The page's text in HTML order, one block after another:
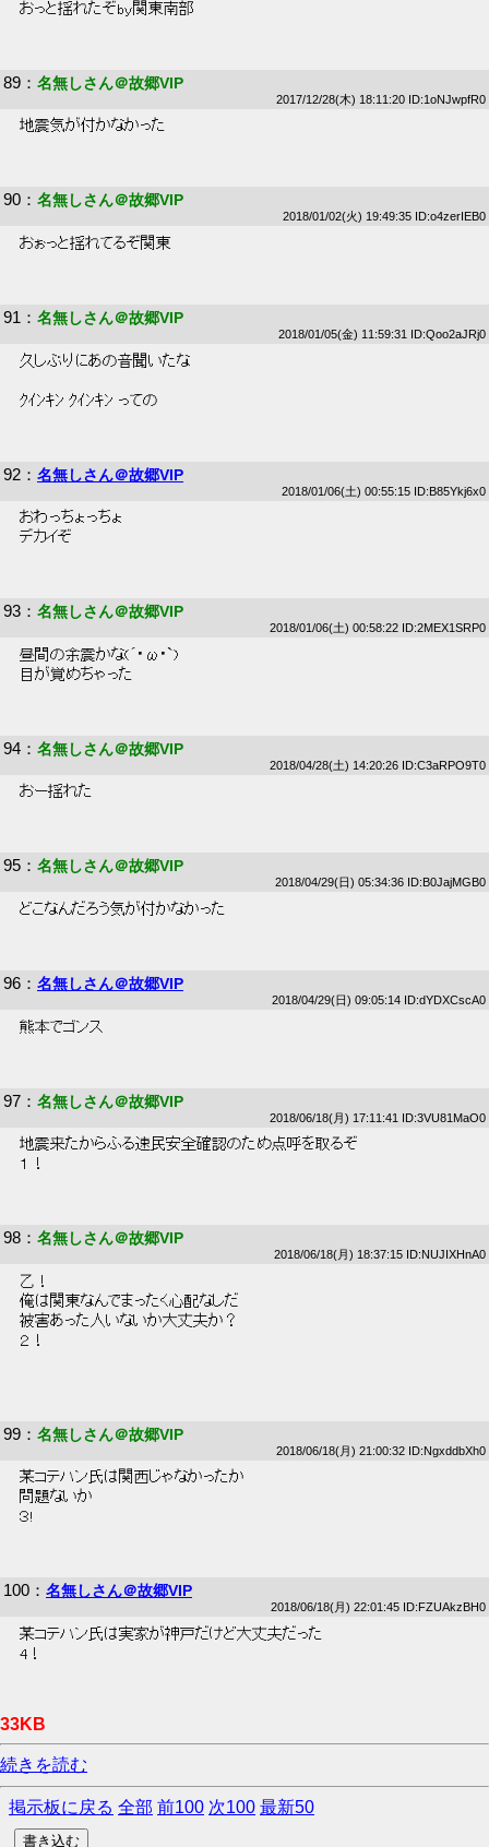
おっと揺れたぞby関東南部
89 ： 名無しさん＠故郷VIP
2017/12/28(木) 18:11:20 ID:1oNJwpfR0
地震気が付かなかった
90 ： 名無しさん＠故郷VIP
2018/01/02(火) 19:49:35 ID:o4zerIEB0
おぉっと揺れてるぞ関東
91 ： 名無しさん＠故郷VIP
2018/01/05(金) 11:59:31 ID:Qoo2aJRj0
久しぶりにあの音聞いたな
ｸｲﾝｷﾝ ｸｲﾝｷﾝ っての
92 ： 名無しさん＠故郷VIP
2018/01/06(土) 00:55:15 ID:B85Ykj6x0
おわっちょっちょ
デカイぞ
93 ： 名無しさん＠故郷VIP
2018/01/06(土) 00:58:22 ID:2MEX1SRP0
昼間の余震かな(´･ω･`)
目が覚めちゃった
94 ： 名無しさん＠故郷VIP
2018/04/28(土) 14:20:26 ID:C3aRPO9T0
おー揺れた
95 ： 名無しさん＠故郷VIP
2018/04/29(日) 05:34:36 ID:B0JajMGB0
どこなんだろう気が付かなかった
96 ： 名無しさん＠故郷VIP
2018/04/29(日) 09:05:14 ID:dYDXCscA0
熊本でゴンス
97 ： 名無しさん＠故郷VIP
2018/06/18(月) 17:11:41 ID:3VU81MaO0
地震来たからふる速民安全確認のため点呼を取るぞ
１！
98 ： 名無しさん＠故郷VIP
2018/06/18(月) 18:37:15 ID:NUJIXHnA0
乙！
俺は関東なんでまったく心配なしだ
被害あった人いないか大丈夫か？
２！
99 ： 名無しさん＠故郷VIP
2018/06/18(月) 21:00:32 ID:NgxddbXh0
某コテハン氏は関西じゃなかったか
問題ないか
３!
100 ： 名無しさん＠故郷VIP
2018/06/18(月) 22:01:45 ID:FZUAkzBH0
某コテハン氏は実家が神戸だけど大丈夫だった
4！
33KB
続きを読む
掲示板に戻る 全部 前100 次100 最新50